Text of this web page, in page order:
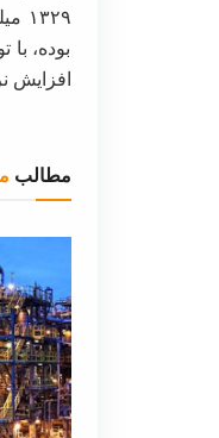
بوده،
افزایش
مطالب